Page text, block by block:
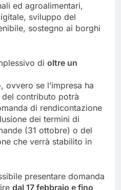
ed agroalimentari,
sviluppo del
sostegno ai borghi
di oltre un
ovvero se l’impresa ha
contributo potrà
di rendicontazione
dei termini di
(31 ottobre) o del
che verrà stabilito in
presentare domanda
dal 17 febbraio e fino